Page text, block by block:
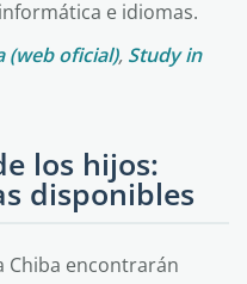
e idiomas.
(web oficial), Study in
los hijos:
disponibles
Chiba encontrarán